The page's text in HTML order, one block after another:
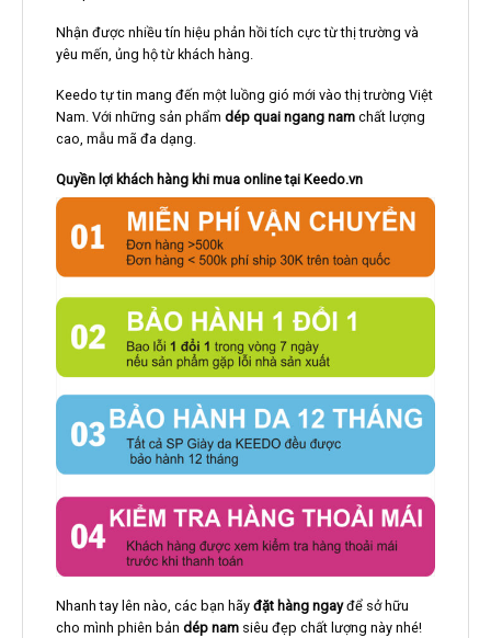
Nhận được nhiều tín hiệu phản hồi tích cực từ thị trường và
yêu mến, ủng hộ từ khách hàng.
Keedo tự tin mang đến một luồng gió mới vào thị trường Việt
Nam. Với những sản phẩm dép quai ngang namchất lượng
cao, mẫu mã đa dạng.
Quyền lợi khách hàng khi mua online tại Keedo.vn
Nhanh tay lên nào, các bạn hãy đặt hàng ngayđể sở hữu
cho mình phiên bản dép nam siêu đẹp chất lượng này nhé!